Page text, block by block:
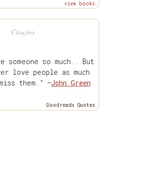
view books
Citações
someone so much...But
love people as much
them.” —John Green
Goodreads Quotes